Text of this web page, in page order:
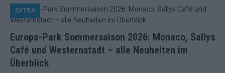
Europa-Park Sommersaison 2026: Monaco, Sallys
Café und Westernstadt – alle Neuheiten im
Überblick
EXTRA